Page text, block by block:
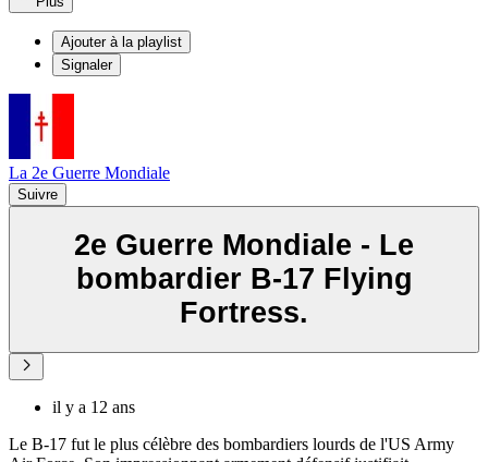
Ajouter à la playlist
Signaler
La 2e Guerre Mondiale
Suivre
2e Guerre Mondiale - Le
bombardier B-17 Flying
Fortress.
il y a 12 ans
Le B-17 fut le plus célèbre des bombardiers lourds de l'US Army